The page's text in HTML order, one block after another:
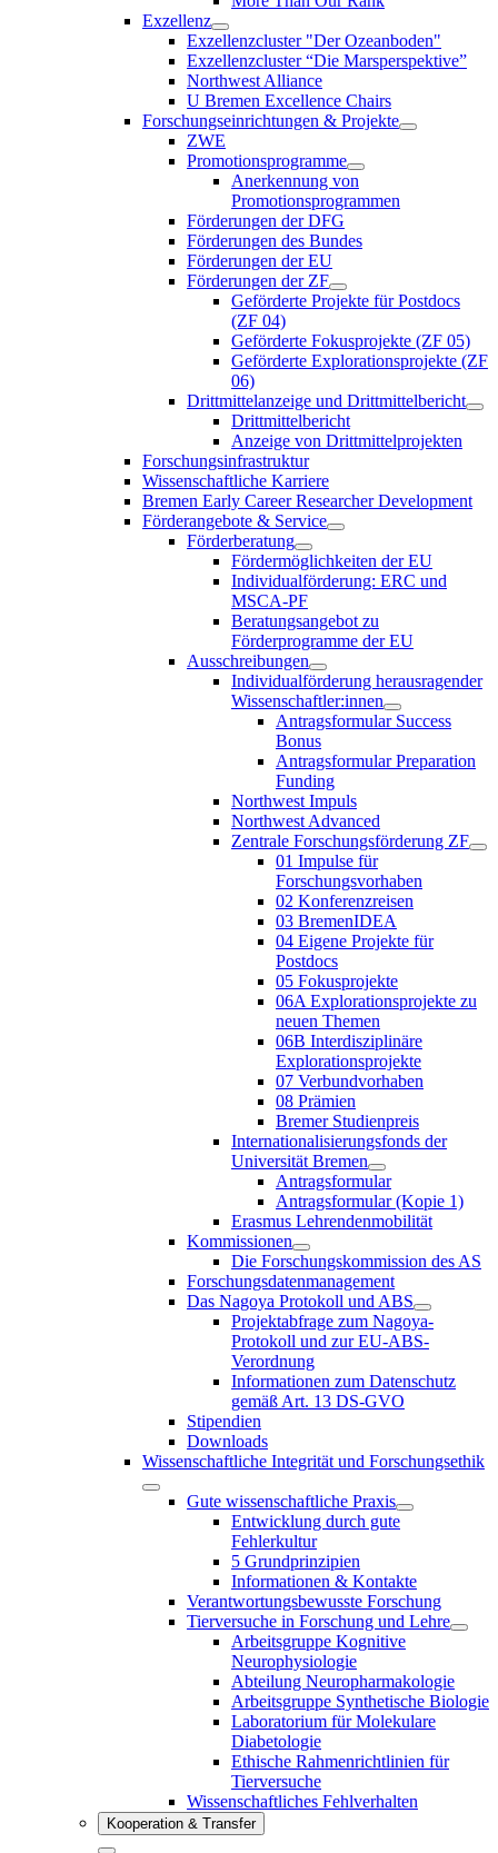
Exzellenz
Exzellenzcluster "Der Ozeanboden"
Exzellenzcluster “Die Marsperspektive”
Northwest Alliance
U Bremen Excellence Chairs
Forschungseinrichtungen & Projekte
ZWE
Promotionsprogramme
Anerkennung von
Promotionsprogrammen
Förderungen der DFG
Förderungen des Bundes
Förderungen der EU
Förderungen der ZF
Geförderte Projekte für Postdocs
(ZF 04)
Geförderte Fokusprojekte (ZF 05)
Geförderte Explorationsprojekte (ZF
06)
Drittmittelanzeige und Drittmittelbericht
Drittmittelbericht
Anzeige von Drittmittelprojekten
Forschungsinfrastruktur
Wissenschaftliche Karriere
Bremen Early Career Researcher Development
Förderangebote & Service
Förderberatung
Fördermöglichkeiten der EU
Individualförderung: ERC und
MSCA-PF
Beratungsangebot zu
Förderprogramme der EU
Ausschreibungen
Individualförderung herausragender
Wissenschaftler:innen
Antragsformular Success
Bonus
Antragsformular Preparation
Funding
Northwest Impuls
Northwest Advanced
Zentrale Forschungsförderung ZF
01 Impulse für
Forschungsvorhaben
02 Konferenzreisen
03 BremenIDEA
04 Eigene Projekte für
Postdocs
05 Fokusprojekte
06A Explorationsprojekte zu
neuen Themen
06B Interdisziplinäre
Explorationsprojekte
07 Verbundvorhaben
08 Prämien
Bremer Studienpreis
Internationalisierungsfonds der
Universität Bremen
Antragsformular
Antragsformular (Kopie 1)
Erasmus Lehrendenmobilität
Kommissionen
Die Forschungskommission des AS
Forschungsdatenmanagement
Das Nagoya Protokoll und ABS
Projektabfrage zum Nagoya-
Protokoll und zur EU-ABS-
Verordnung
Informationen zum Datenschutz
gemäß Art. 13 DS-GVO
Stipendien
Downloads
Wissenschaftliche Integrität und Forschungsethik
Gute wissenschaftliche Praxis
Entwicklung durch gute
Fehlerkultur
5 Grundprinzipien
Informationen & Kontakte
Verantwortungsbewusste Forschung
Tierversuche in Forschung und Lehre
Arbeitsgruppe Kognitive
Neurophysiologie
Abteilung Neuropharmakologie
Arbeitsgruppe Synthetische Biologie
Laboratorium für Molekulare
Diabetologie
Ethische Rahmenrichtlinien für
Tierversuche
Wissenschaftliches Fehlverhalten
Kooperation & Transfer